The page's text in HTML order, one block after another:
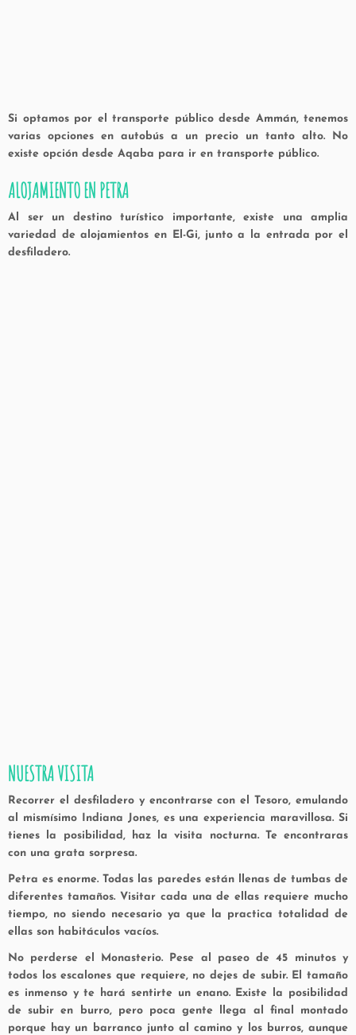
Si optamos por el transporte público desde Ammán, tenemos
varias opciones en autobús a un precio un tanto alto. No
existe opción desde Aqaba para ir en transporte público.
ALOJAMIENTO EN PETRA
Al ser un destino turístico importante, existe una amplia
variedad de alojamientos en El-Gi, junto a la entrada por el
desfiladero.
NUESTRA VISITA
Recorrer el desfiladero y encontrarse con el Tesoro, emulando
al mismísimo Indiana Jones, es una experiencia maravillosa. Si
tienes la posibilidad, haz la visita nocturna. Te encontraras
con una grata sorpresa.
Petra es enorme. Todas las paredes están llenas de tumbas de
diferentes tamaños. Visitar cada una de ellas requiere mucho
tiempo, no siendo necesario ya que la practica totalidad de
ellas son habitáculos vacíos.
No perderse el Monasterio. Pese al paseo de 45 minutos y
todos los escalones que requiere, no dejes de subir. El tamaño
es inmenso y te hará sentirte un enano. Existe la posibilidad
de subir en burro, pero poca gente llega al final montado
porque hay un barranco junto al camino y los burros, aunque